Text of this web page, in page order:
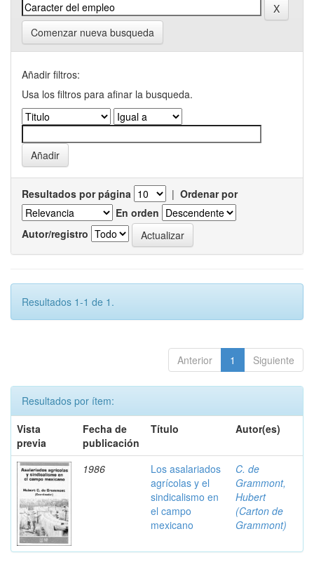
Comenzar nueva busqueda
Añadir filtros:
Usa los filtros para afinar la busqueda.
Resultados por página | Ordenar por
En orden
Autor/registro
Resultados 1-1 de 1.
Anterior 1 Siguiente
Resultados por ítem:
Vista
previa
Fecha de
publicación
Título Autor(es)
1986
Los asalariados
agrícolas y el
sindicalismo en
el campo
mexicano
C. de
Grammont,
Hubert
(Carton de
Grammont)